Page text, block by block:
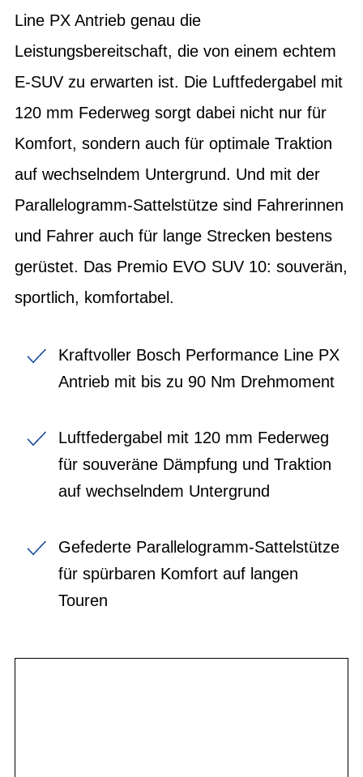
Line PX Antrieb genau die
Leistungsbereitschaft, die von einem echtem
E-SUV zu erwarten ist. Die Luftfedergabel mit
120 mm Federweg sorgt dabei nicht nur für
Komfort, sondern auch für optimale Traktion
auf wechselndem Untergrund. Und mit der
Parallelogramm-Sattelstütze sind Fahrerinnen
und Fahrer auch für lange Strecken bestens
gerüstet. Das Premio EVO SUV 10: souverän,
sportlich, komfortabel.
Kraftvoller Bosch Performance Line PX
Antrieb mit bis zu 90 Nm Drehmoment
Luftfedergabel mit 120 mm Federweg
für souveräne Dämpfung und Traktion
auf wechselndem Untergrund
Gefederte Parallelogramm-Sattelstütze
für spürbaren Komfort auf langen
Touren